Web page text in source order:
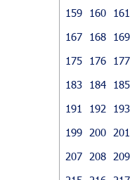
159
160 161
167
168 169
175
176 177
183
184 185
191
192 193
199
200 201
207
208 209